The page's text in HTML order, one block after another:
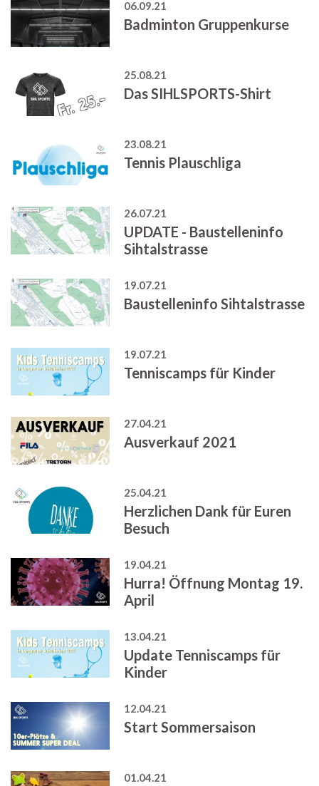
06.09.21
Badminton Gruppenkurse
25.08.21
Das SIHLSPORTS-Shirt
23.08.21
Tennis Plauschliga
26.07.21
UPDATE - Baustelleninfo
Sihtalstrasse
19.07.21
Baustelleninfo Sihtalstrasse
19.07.21
Tenniscamps für Kinder
27.04.21
Ausverkauf 2021
25.04.21
Herzlichen Dank für Euren
Besuch
19.04.21
Hurra! Öffnung Montag 19.
April
13.04.21
Update Tenniscamps für
Kinder
12.04.21
Start Sommersaison
01.04.21